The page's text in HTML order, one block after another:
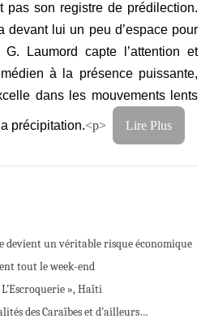
pas son registre de prédilection.
devant lui un peu d’espace pour
Laumord capte l’attention et
à la présence puissante,
dans les mouvements lents
précipitation.<p> Lire Plus
devient un véritable risque économique
tout le week-end
», Haïti
des Caraïbes et d’ailleurs…